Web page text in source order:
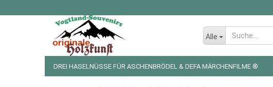
Alle
DREI HASELNÜSSE FÜR ASCHENBRÖDEL & DEFA MÄRCHENFILME ®